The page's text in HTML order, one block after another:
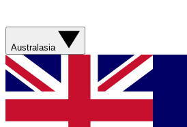
Australasia